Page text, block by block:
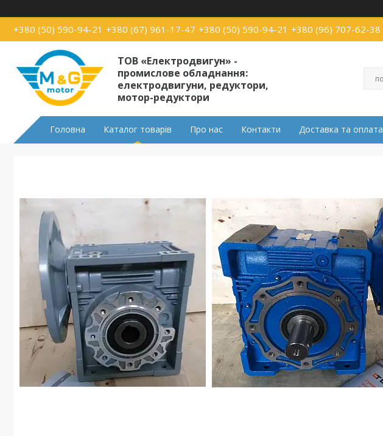
+380 (50) 590-94-21 +380 (67) 961-17-47 +380 (50) 590-94-21 +380 (96) 707-62-38
ТОВ «Електродвигун» -
промислове обладнання:
електродвигуни, редуктори,
мотор-редуктори
Головна Каталог товарів Про нас Контакти Доставка та оплата